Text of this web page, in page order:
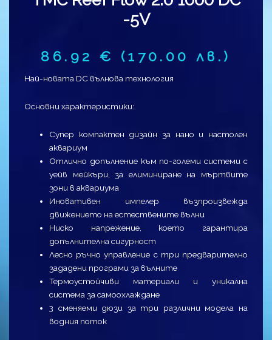
-5V
86.92 € (170.00 лв.)
Най-новата DC вълнова технология
Основни характеристики:
Супер компактен дизайн за нано и настолен
аквариум
Отлично допълнение към по-големи системи с
уейв мейкъри, за елиминиране на мъртвите
зони в аквариума
Иновативен импелер възпроизвежда
движението на естествените вълни
Ниско напрежение, което гарантира
допълнителна сигурност
Лесно ръчно управление с три предварително
зададени програми за вълните
Термоустойчиви материали и уникална
система за самоохлаждане
3 сменяеми дюзи за три различни модела на
водния поток